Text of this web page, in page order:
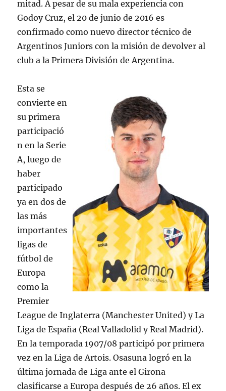
mitad. A pesar de su mala experiencia con
Godoy Cruz, el 20 de junio de 2016 es
confirmado como nuevo director técnico de
Argentinos Juniors con la misión de devolver al
club a la Primera División de Argentina.
Esta se
convierte en
su primera
participació
n en la Serie
A, luego de
haber
participado
ya en dos de
las más
importantes
ligas de
fútbol de
Europa
como la
Premier
League de Inglaterra (Manchester United) y La
Liga de España (Real Valladolid y Real Madrid).
En la temporada 1907/08 participó por primera
vez en la Liga de Artois. Osasuna logró en la
última jornada de Liga ante el Girona
clasificarse a Europa después de 26 años. El ex